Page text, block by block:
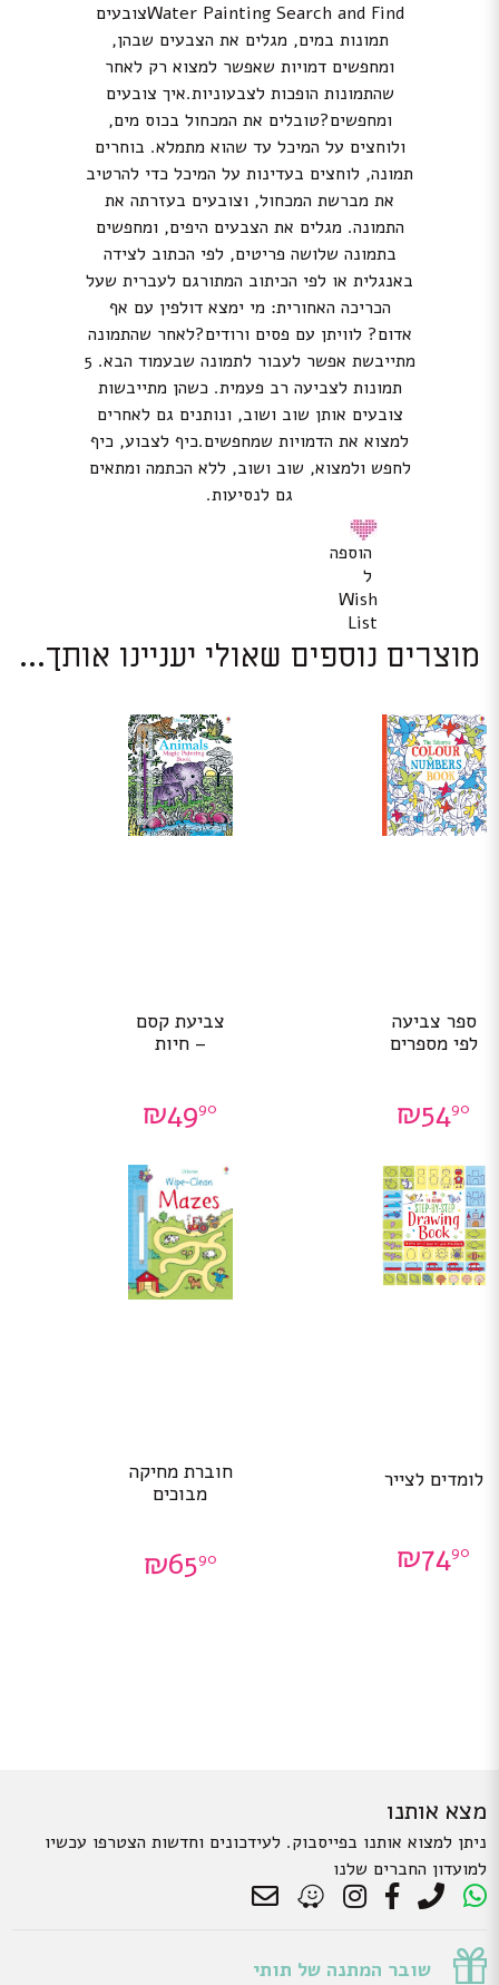
Water Painting Search and Findצובעים
תמונות במים, מגלים את הצבעים שבהן,
ומחפשים דמויות שאפשר למצוא רק לאחר
שהתמונות הופכות לצבעוניות.איך צובעים
ומחפשים?טובלים את המכחול בכוס מים,
ולוחצים על המיכל עד שהוא מתמלא. בוחרים
תמונה, לוחצים בעדינות על המיכל כדי להרטיב
את מברשת המכחול, וצובעים בעזרתה את
התמונה. מגלים את הצבעים היפים, ומחפשים
בתמונה שלושה פריטים, לפי הכתוב לצידה
באנגלית או לפי הכיתוב המתורגם לעברית שעל
הכריכה האחורית: מי ימצא דולפין עם אף
אדום? לוויתן עם פסים ורודים?לאחר שהתמונה
מתייבשת אפשר לעבור לתמונה שבעמוד הבא. 5
תמונות לצביעה רב פעמית. כשהן מתייבשות
צובעים אותן שוב ושוב, ונותנים גם לאחרים
למצוא את הדמויות שמחפשים.כיף לצבוע, כיף
לחפש ולמצוא, שוב ושוב, ללא הכתמה ומתאים
גם לנסיעות.
הוספה
ל
Wish
List
מוצרים נוספים שאולי יעניינו אותך...
ספר צביעה
לפי מספרים
₪5490
צביעת קסם
– חיות
₪4990
לומדים לצייר
₪7490
חוברת מחיקה
מבוכים
₪6590
מצא אותנו
ניתן למצוא אותנו בפייסבוק. לעידכונים וחדשות הצטרפו עכשיו
למועדון החברים שלנו
שובר המתנה של תותי